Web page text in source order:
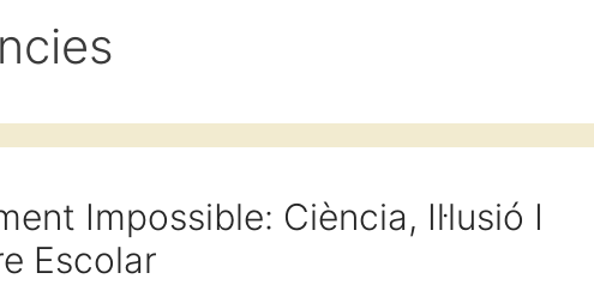
Impossible: Ciència, Il·lusió I
Escolar